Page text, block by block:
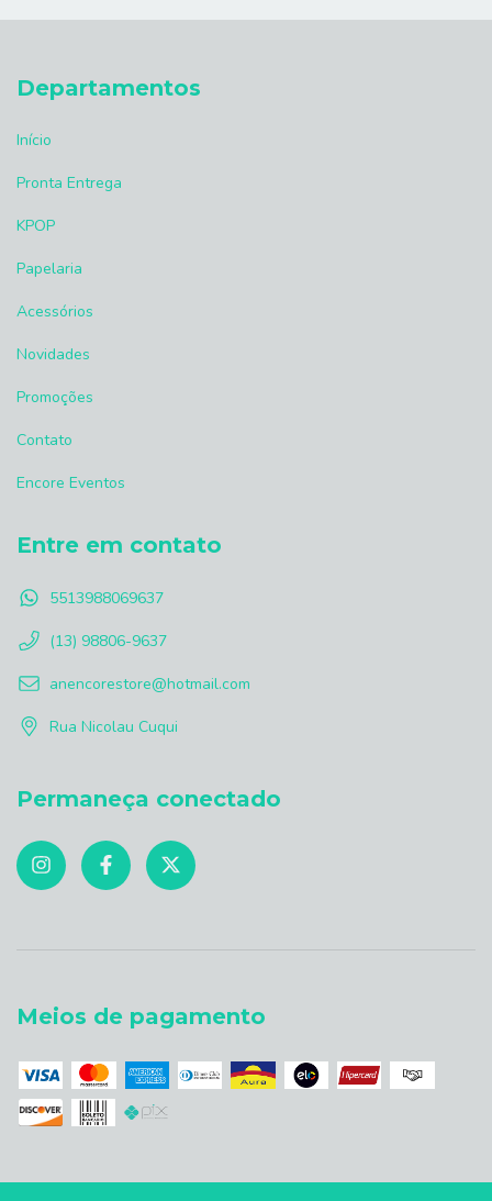
Departamentos
Início
Pronta Entrega
KPOP
Papelaria
Acessórios
Novidades
Promoções
Contato
Encore Eventos
Entre em contato
5513988069637
(13) 98806-9637
anencorestore@hotmail.com
Rua Nicolau Cuqui
Permaneça conectado
Meios de pagamento